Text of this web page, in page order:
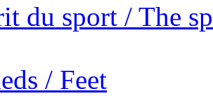
du sport / The
/ Feet